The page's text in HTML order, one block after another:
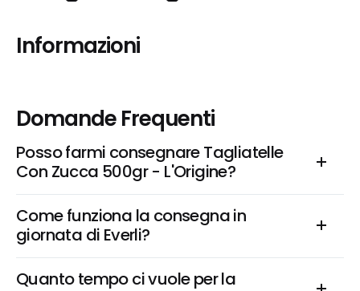
Informazioni
Domande Frequenti
Posso farmi consegnare Tagliatelle
Con Zucca 500gr - L'Origine?
Come funziona la consegna in
giornata di Everli?
Quanto tempo ci vuole per la